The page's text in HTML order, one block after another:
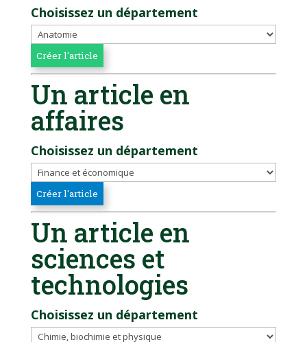
Choisissez un département
Un article en
affaires
Choisissez un département
Un article en
sciences et
technologies
Choisissez un département